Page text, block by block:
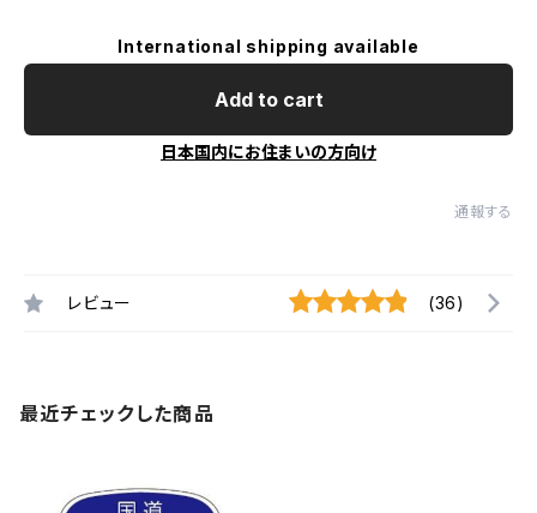
International shipping available
Add to cart
日本国内にお住まいの方向け
通報する
レビュー (36)
最近チェックした商品